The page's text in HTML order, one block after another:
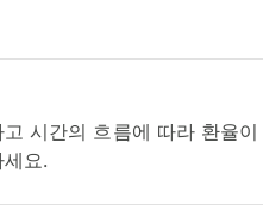
시간의 흐름에 따라 환율이
요.